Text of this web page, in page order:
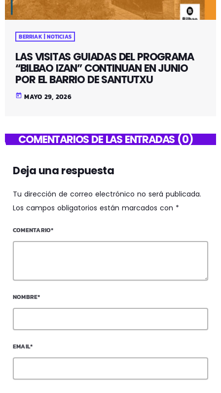
BERRIAK | NOTICIAS
LAS VISITAS GUIADAS DEL PROGRAMA
“BILBAO IZAN” CONTINUAN EN JUNIO
POR EL BARRIO DE SANTUTXU
today MAYO 29, 2026
COMENTARIOS DE LAS ENTRADAS (0)
Deja una respuesta
Tu dirección de correo electrónico no será publicada.
Los campos obligatorios están marcados con *
COMENTARIO*
NOMBRE*
EMAIL*